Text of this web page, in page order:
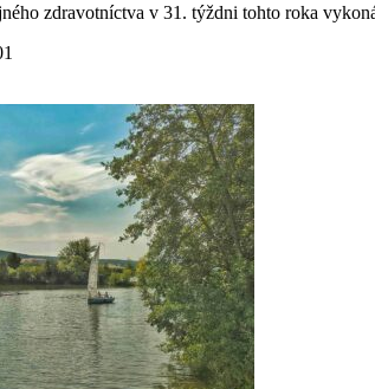
zdravotníctva v 31. týždni tohto roka